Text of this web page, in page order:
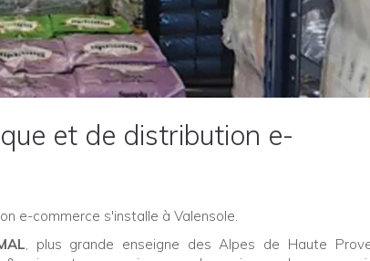
et de distribution e-
e-commerce s'installe à Valensole.
, plus grande enseigne des Alpes de Haute